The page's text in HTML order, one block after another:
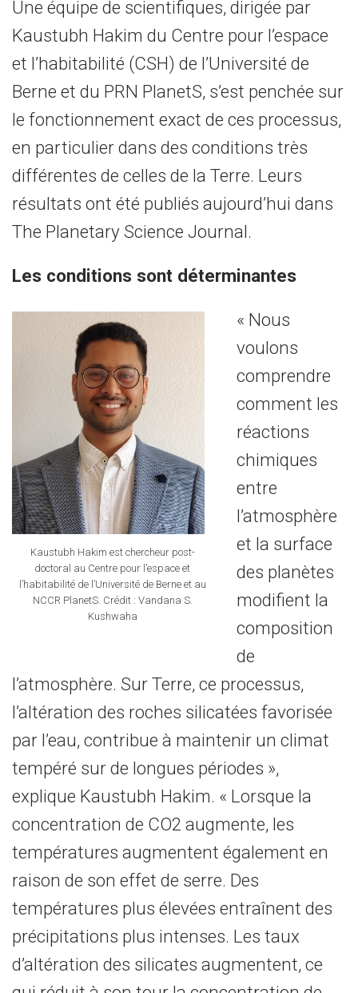
Une équipe de scientifiques, dirigée par
Kaustubh Hakim du Centre pour l’espace
et l’habitabilité (CSH) de l’Université de
Berne et du PRN PlanetS, s’est penchée sur
le fonctionnement exact de ces processus,
en particulier dans des conditions très
différentes de celles de la Terre. Leurs
résultats ont été publiés aujourd’hui dans
The Planetary Science Journal.
Les conditions sont déterminantes
Kaustubh Hakim est chercheur post-
doctoral au Centre pour l’espace et
l’habitabilité de l’Université de Berne et au
NCCR PlanetS. Crédit : Vandana S.
Kushwaha
« Nous
voulons
comprendre
comment les
réactions
chimiques
entre
l’atmosphère
et la surface
des planètes
modifient la
composition
de
l’atmosphère. Sur Terre, ce processus,
l’altération des roches silicatées favorisée
par l’eau, contribue à maintenir un climat
tempéré sur de longues périodes »,
explique Kaustubh Hakim. « Lorsque la
concentration de CO2 augmente, les
températures augmentent également en
raison de son effet de serre. Des
températures plus élevées entraînent des
précipitations plus intenses. Les taux
d’altération des silicates augmentent, ce